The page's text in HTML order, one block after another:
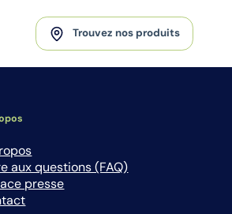
Trouvez nos produits
aux questions (FAQ)
presse